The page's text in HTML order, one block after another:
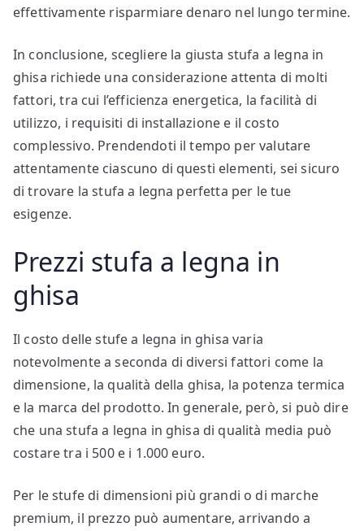
effettivamente risparmiare denaro nel lungo termine.
In conclusione, scegliere la giusta stufa a legna in
ghisa richiede una considerazione attenta di molti
fattori, tra cui l’efficienza energetica, la facilità di
utilizzo, i requisiti di installazione e il costo
complessivo. Prendendoti il tempo per valutare
attentamente ciascuno di questi elementi, sei sicuro
di trovare la stufa a legna perfetta per le tue
esigenze.
Prezzi stufa a legna in
ghisa
Il costo delle stufe a legna in ghisa varia
notevolmente a seconda di diversi fattori come la
dimensione, la qualità della ghisa, la potenza termica
e la marca del prodotto. In generale, però, si può dire
che una stufa a legna in ghisa di qualità media può
costare tra i 500 e i 1.000 euro.
Per le stufe di dimensioni più grandi o di marche
premium, il prezzo può aumentare, arrivando a